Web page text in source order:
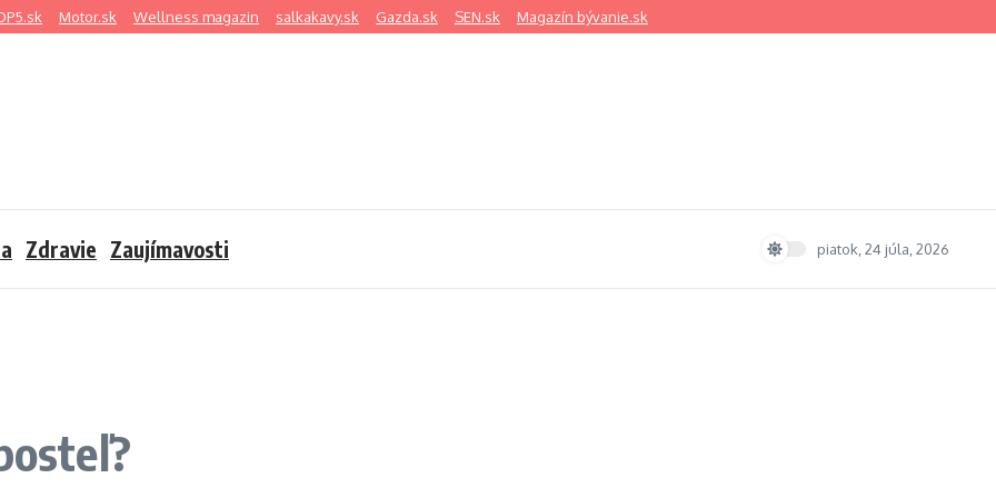
Motor.sk Wellness magazin salkakavy.sk Gazda.sk SEN.sk Magazín bývanie.sk
Zdravie Zaujímavosti piatok, 24 júla, 2026